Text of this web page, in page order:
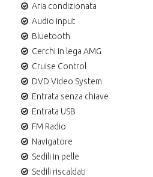
Aria condizionata
Audio input
Bluetooth
Cerchi in lega AMG
Cruise Control
DVD Video System
Entrata senza chiave
Entrata USB
FM Radio
Navigatore
Sedili in pelle
Sedili riscaldati